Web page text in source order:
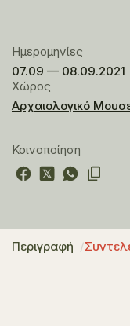
Ημερομηνίες
07.09 — 08.09.2021
Χώρος
Αρχαιολογικό
Κοινοποίηση
Περιγραφή